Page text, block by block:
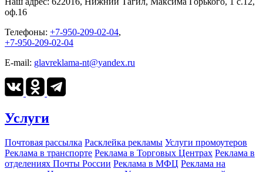
оф.16
Телефоны: +7-950-209-02-04,
+7-950-209-02-04
E-mail: glavreklama-nt@yandex.ru
Услуги
Почтовая рассылка Расклейка рекламы Услуги промоутеров
Реклама в транспорте Реклама в Торговых Центрах Реклама в
отделениях Почты России Реклама в МФЦ Реклама на